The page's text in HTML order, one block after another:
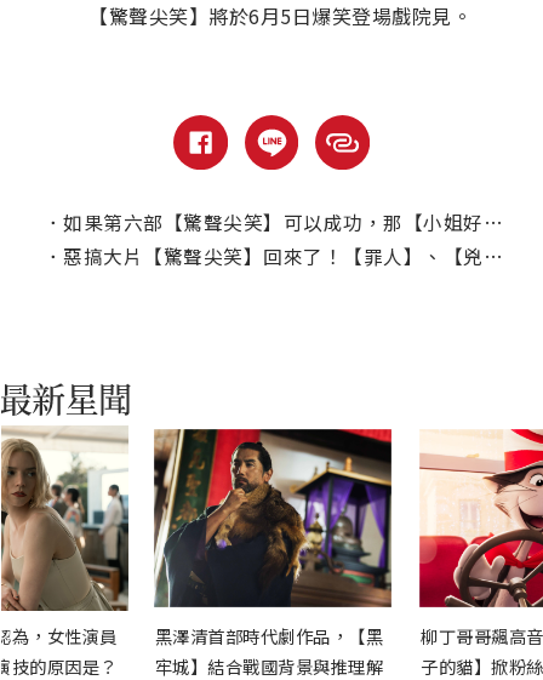
【驚聲尖笑】將於6月5日爆笑登場戲院見。
． 如果第六部【驚聲尖笑】可以成功，那【小姐好白】可能有續集？
． 惡搞大片【驚聲尖笑】回來了！【罪人】、【兇器】、【懼裂】通通難逃毒手
為，女性演員
技的原因是？
黑澤清首部時代劇作品，【黑
牢城】結合戰國背景與推理解
柳丁哥哥飆高
子的貓】掀粉